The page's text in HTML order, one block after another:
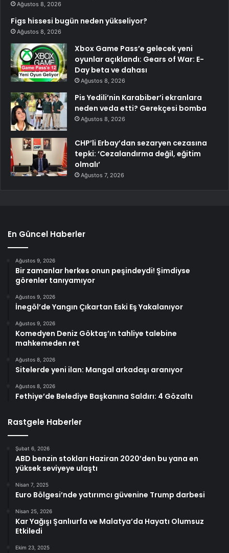
Ağustos 8, 2026
Figs hissesi bugün neden yükseliyor?
Ağustos 8, 2026
Xbox Game Pass’e gelecek yeni
oyunlar açıklandı: Gears of War: E-
Day beta ve dahası
Ağustos 8, 2026
Pis Yedili’nin Karabiber’i ekranlara
neden veda etti? Gerekçesi bomba
Ağustos 8, 2026
CHP’li Erbay’dan sezaryen cezasına
tepki: ‘Cezalandırma değil, eğitim
olmalı’
Ağustos 7, 2026
En Güncel Haberler
Ağustos 9, 2026
Bir zamanlar herkes onun peşindeydi! Şimdiyse
görenler tanıyamıyor
Ağustos 9, 2026
İnegöl’de Yangın Çıkartan Eski Eş Yakalanıyor
Ağustos 9, 2026
Komedyen Deniz Göktaş’ın tahliye talebine
mahkemeden ret
Ağustos 8, 2026
Sitelerde yeni ilan: Mangal arkadaşı aranıyor
Ağustos 8, 2026
Fethiye’de Belediye Başkanına Saldırı: 4 Gözaltı
Rastgele Haberler
Şubat 6, 2026
ABD benzin stokları Haziran 2020’den bu yana en
yüksek seviyeye ulaştı
Nisan 7, 2025
Euro Bölgesi’nde yatırımcı güvenine Trump darbesi
Nisan 25, 2026
Kar Yağışı Şanlıurfa ve Malatya’da Hayatı Olumsuz
Etkiledi
Ekim 23, 2025